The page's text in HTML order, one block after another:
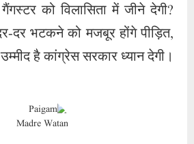
को विलासिता में जीने देगी?
दर भटकने को मजबूर होंगे पीड़ित,
उम्मीद है कांग्रेस सरकार ध्यान देगी।